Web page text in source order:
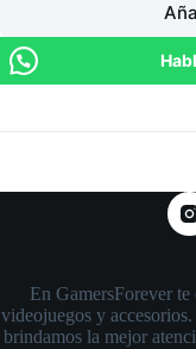
En GamersForever
videojuegos y
brindamos la mejor